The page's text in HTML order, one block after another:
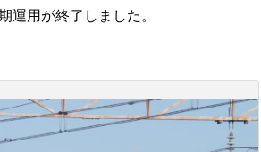
運用が終了しました。